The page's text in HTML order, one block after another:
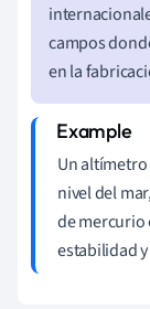
campos
en la
Un
nivel del
de mercurio
estabilidad